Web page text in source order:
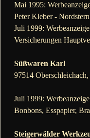
Mai 1995:
Peter Kleber -
Juli 1999:
Versicherungen
Süßwaren Karl
97514
Juli 1999:
Bonbons, Esspapier,
Steigerwälder